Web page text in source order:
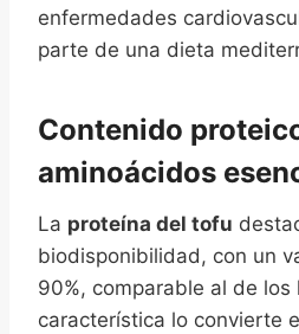
enfermedades
parte de una dieta
Contenido
aminoácidos
La proteína del tofu
biodisponibilidad, con un
90%, comparable al de los
característica lo convierte